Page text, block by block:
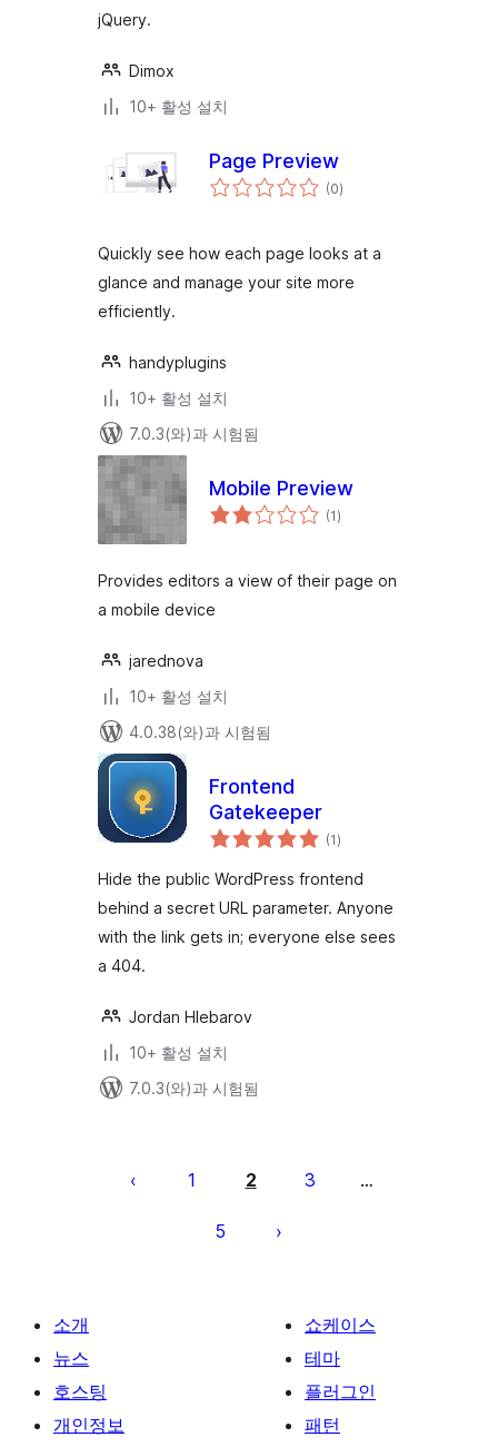
jQuery.
Dimox
10+ 활성 설치
Page Preview
(0전
체)
Quickly see how each page looks at a
glance and manage your site more
efficiently.
handyplugins
10+ 활성 설치
7.0.3(와)과 시험됨
Mobile Preview
(1전
체)
Provides editors a view of their page on
a mobile device
jarednova
10+ 활성 설치
4.0.38(와)과 시험됨
Frontend
Gatekeeper
(1전
체
점
)
Hide the public WordPress frontend
behind a secret URL parameter. Anyone
with the link gets in; everyone else sees
a 404.
Jordan Hlebarov
10+ 활성 설치
7.0.3(와)과 시험됨
1 2 3 …
5
소개
뉴스
호스팅
개인정보
쇼케이스
테마
플러그인
패턴